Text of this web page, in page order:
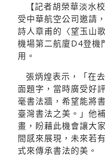
【記者胡榮華淡水
受中華航空公司邀請
詩人章甫的〈望玉山
機場第二航廈D4登機
用。
張炳煌表示，「在
面題字，當時廣受好
毫書法牆，希望能將
臺灣書法之美。」他
畫，盼藉此機會讓大
間感來展現，未來若
式來傳承書法的美。